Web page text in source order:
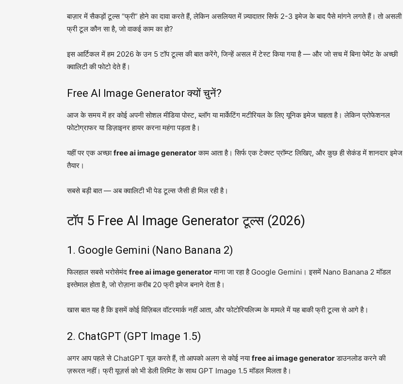
बाज़ार में सैकड़ों टूल्स “फ्री” होने का दावा करते हैं, लेकिन असलियत में ज़्यादातर सिर्फ 2-3 इमेज के बाद पैसे मांगने लगते हैं। तो असली
फ्री टूल कौन सा है, जो वाकई काम का हो?
इस आर्टिकल में हम 2026 के उन 5 टॉप टूल्स की बात करेंगे, जिन्हें असल में टेस्ट किया गया है — और जो सच में बिना पेमेंट के अच्छी
क्वालिटी की फोटो देते हैं।
Free AI Image Generator क्यों चुनें?
आज के समय में हर कोई अपनी सोशल मीडिया पोस्ट, ब्लॉग या मार्केटिंग मटीरियल के लिए यूनिक इमेज चाहता है। लेकिन प्रोफेशनल
फोटोग्राफर या डिज़ाइनर हायर करना महंगा पड़ता है।
यहीं पर एक अच्छाfree ai image generatorकाम आता है। सिर्फ एक टेक्स्ट प्रॉम्प्ट लिखिए, और कुछ ही सेकंड में शानदार इमेज
तैयार।
सबसे बड़ी बात — अब क्वालिटी भी पेड टूल्स जैसी ही मिल रही है।
टॉप 5 Free AI Image Generator टूल्स (2026)
1. Google Gemini (Nano Banana 2)
फिलहाल सबसे भरोसेमंद free ai image generatorमाना जा रहा है Google Gemini। इसमें Nano Banana 2 मॉडल
इस्तेमाल होता है, जो रोज़ाना करीब 20 फ्री इमेज बनाने देता है।
खास बात यह है कि इसमें कोई विज़िबल वॉटरमार्क नहीं आता, और फोटोरियलिज्म के मामले में यह बाकी फ्री टूल्स से आगे है।
2. ChatGPT (GPT Image 1.5)
अगर आप पहले से ChatGPT यूज़ करते हैं, तो आपको अलग से कोई नयाfree ai image generatorडाउनलोड करने की
ज़रूरत नहीं। फ्री यूज़र्स को भी डेली लिमिट के साथ GPT Image 1.5 मॉडल मिलता है।